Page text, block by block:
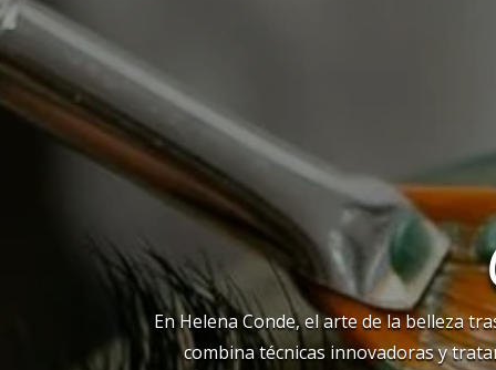
En Helena Conde, el arte de la belleza
combina técnicas innovadoras y